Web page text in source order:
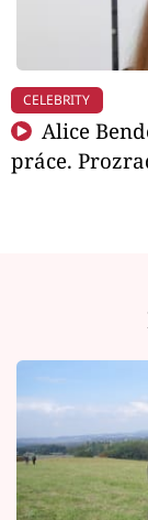
CELEBRITY
Alice
práce.